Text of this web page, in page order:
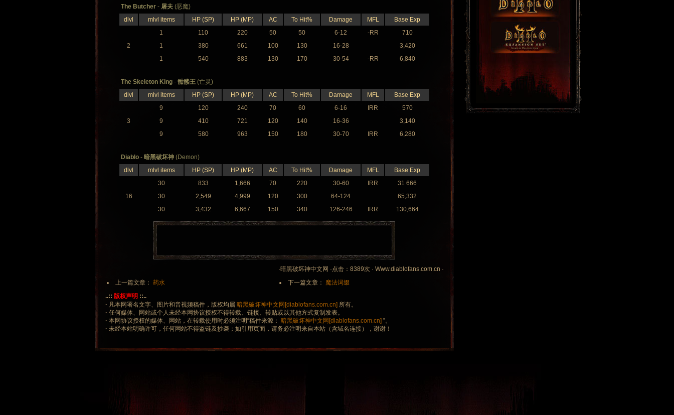
The Butcher - 屠夫 (恶魔)
dlvl
mlvl items HP (SP) HP (MP) AC To Hit% Damage MFL Base Exp
2
1 110 220 50 50 6-12 -RR
710
1
380 661 100 130 16-28
3,420
1
540 883 130 170 30-54 -RR 6,840
The Skeleton King - 骷髅王 (亡灵)
dlvl
mlvl items HP (SP) HP (MP) AC To Hit% Damage MFL Base Exp
3
9 120 240 70 60 6-16 IRR
570
9
410 721 120 140 16-36
3,140
9
580 963 150 180 30-70 IRR 6,280
Diablo - 暗黑破坏神 (Demon)
dlvl
mlvl items HP (SP) HP (MP) AC To Hit% Damage MFL Base Exp
16
30 833 1,666 70 220 30-60 IRR
31 666
30
2,549 4,999 120 300 64-124
65,332
30
3,432 6,667 150 340 126-246 IRR 130,664
·暗黑破坏神中文网 ·点击：8389次 · Www.diablofans.com.cn ·
上一篇文章： 药水 下一篇文章：
魔法词缀
..:: 版权声明 ::..
· 凡本网署名文字、图片和音视频稿件，版权均属 暗黑破坏神中文网[diablofans.com.cn] 所有。
· 任何媒体、网站或个人未经本网协议授权不得转载、链接、转贴或以其他方式复制发表。
· 本网协议授权的媒体、网站，在转载使用时必须注明“稿件来源： 暗黑破坏神中文网[diablofans.com.cn] ”。
· 未经本站明确许可，任何网站不得盗链及抄袭；如引用页面，请务必注明来自本站（含域名连接），谢谢！